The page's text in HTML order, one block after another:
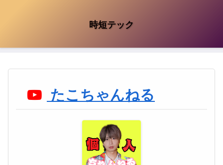
時短テック
たこちゃんねる